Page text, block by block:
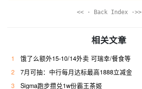
<< · Back Index ·>>
相关文章
1
饿了么额外15-10/14外卖 可瑞幸/餐食等
2
7月可抽：中行每月达标最高1888立减金
3
Sigma跑步攒兑1w份霸王茶姬